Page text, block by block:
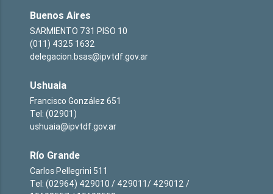
Buenos Aires
SARMIENTO 731 PISO 10
(011) 4325 1632
delegacion.bsas@ipvtdf.gov.ar
Ushuaia
Francisco González 651
Tel: (02901)
ushuaia@ipvtdf.gov.ar
Río Grande
Carlos Pellegrini 511
Tel: (02964) 429010 / 429011/ 429012 /